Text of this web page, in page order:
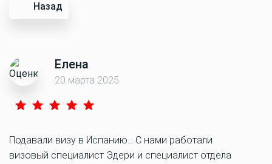
Назад
Елена
20 марта 2025
Подавали визу в Испанию… С нами работали
визовый специалист Эдери и специалист отдела